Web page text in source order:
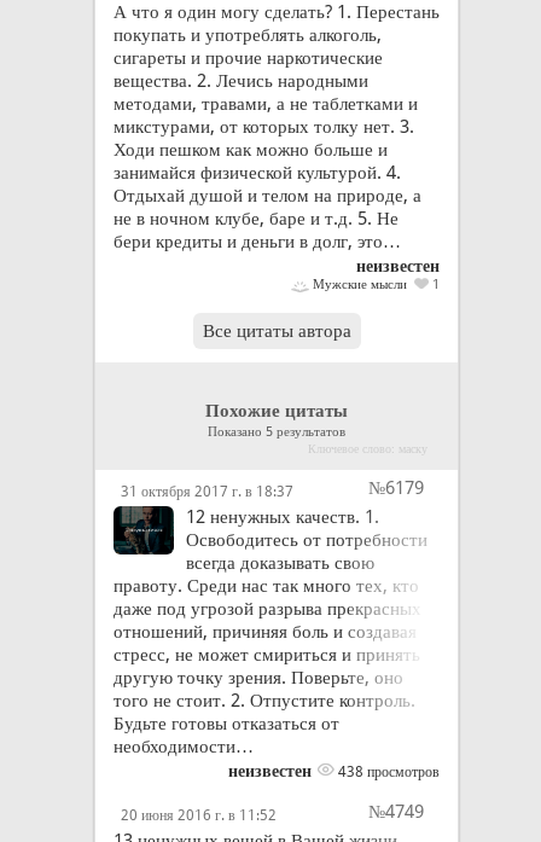
А что я один могу сделать? 1. Перестань
покупать и употреблять алкоголь,
сигареты и прочие наркотические
вещества. 2. Лечись народными
методами, травами, а не таблетками и
микстурами, от которых толку нет. 3.
Ходи пешком как можно больше и
занимайся физической культурой. 4.
Отдыхай душой и телом на природе, а
не в ночном клубе, баре и т.д. 5. Не
бери кредиты и деньги в долг, это…
неизвестен
Мужские мысли 1
Все цитаты автора
Похожие цитаты
Показано 5 результатов
Ключевое слово: маску
31 октября 2017 г. в 18:37
№6179
12 ненужных качеств. 1.
Освободитесь от потребности
всегда доказывать свою
правоту. Среди нас так много тех, кто
даже под угрозой разрыва прекрасных
отношений, причиняя боль и создавая
стресс, не может смириться и принять
другую точку зрения. Поверьте, оно
того не стоит. 2. Отпустите контроль.
Будьте готовы отказаться от
необходимости…
неизвестен 438 просмотров
20 июня 2016 г. в 11:52
№4749